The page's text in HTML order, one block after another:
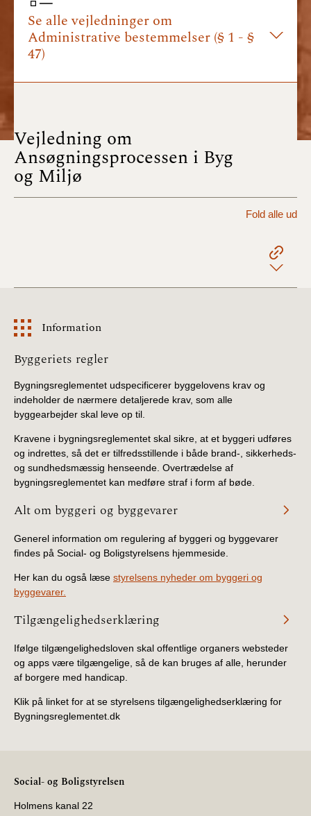
2024)
BR18 (1/1- 30/06
2024)
BR18 (17/9 - 31/12
2022)
BR18 (1/7 - 16/9
2022)
BR18 (29/6 - 31/12
BR18 (1/1-29/6
BR18 (1/7-31/12
2020)
2020)
BR18 (1/1-9/3 2020)
BR18 (4/7-31/12
BR18 (1/7-31/12
BR18 (1/1-30/6
2018)
BR15 (2015-2018)
Se alle vejledninger om
Administrative bestemmelser (§ 1 - §
47)
Vejledning om
Ansøgningsprocessen i Byg
og Miljø
Fold alle ud
Information
Information
Byggeriets regler
Bygningsreglementet udspecificerer byggelovens krav og
indeholder de nærmere detaljerede krav, som alle
byggearbejder skal leve op til.
Kravene i bygningsreglementet skal sikre, at et byggeri udføres
og indrettes, så det er tilfredsstillende i både brand-, sikkerheds-
og sundhedsmæssig henseende. Overtrædelse af
bygningsreglementet kan medføre straf i form af bøde.
Alt om byggeri og byggevarer
Generel information om regulering af byggeri og byggevarer
findes på Social- og Boligstyrelsens hjemmeside.
Her kan du også læse styrelsens nyheder om byggeri og
byggevarer.
Tilgængelighedserklæring
Ifølge tilgængelighedsloven skal offentlige organers websteder
og apps være tilgængelige, så de kan bruges af alle, herunder
af borgere med handicap.
Klik på linket for at se styrelsens tilgængelighedserklæring for
Bygningsreglementet.dk
Social- og Boligstyrelsen
Holmens kanal 22